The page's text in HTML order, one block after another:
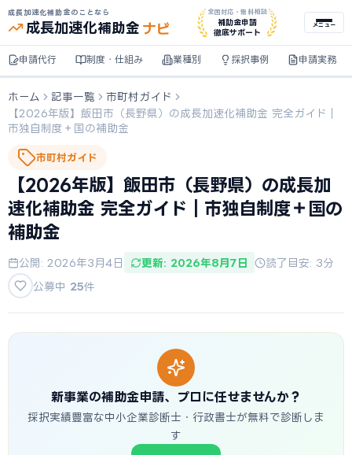
成長加速化補助金のことなら
成長加速化補助金 ナビ
全国対応・無料相談
補助金申請
徹底サポート
メニュー
申請代行 制度・仕組み 業種別 採択事例 申請実務
ホーム 記事一覧
市町村ガイド
【2026年版】飯田市（長野県）の成長加速化補助金 完全ガイド｜
市独自制度＋国の補助金
市町村ガイド
【2026年版】飯田市（長野県）の成長加
速化補助金 完全ガイド｜市独自制度＋国の
補助金
公開: 2026年3月4日 更新: 2026年8月7日
読了目安: 3分
公募中 25件
新事業の補助金申請、プロに任せませんか？
採択実績豊富な中小企業診断士・行政書士が無料で診断しま
す